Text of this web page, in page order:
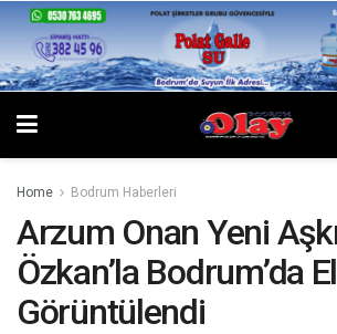
Home Bodrum Haberleri
Arzum Onan Yeni
Özkan’la Bodrum’da
Görüntülendi